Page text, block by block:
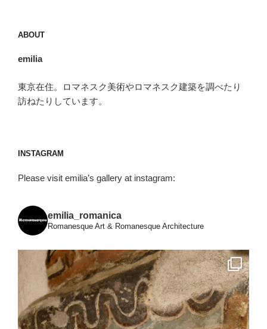
ー
ン
ABOUT
emilia
東京在住。ロマネスク美術やロマネスク建築を調べたり
訪ねたりしています。
INSTAGRAM
Please visit emilia’s gallery at instagram:
emilia_romanica
Romanesque Art & Romanesque Architecture